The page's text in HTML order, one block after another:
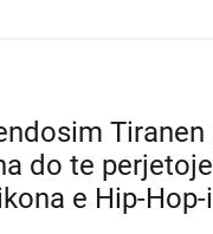
do te
e Hip-Hop-